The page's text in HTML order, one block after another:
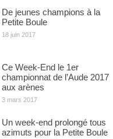
De jeunes champions à la
Petite Boule
18 juin 2017
Ce Week-End le 1er
championnat de l’Aude 2017
aux arènes
3 mars 2017
Un week-end prolongé tous
azimuts pour la Petite Boule